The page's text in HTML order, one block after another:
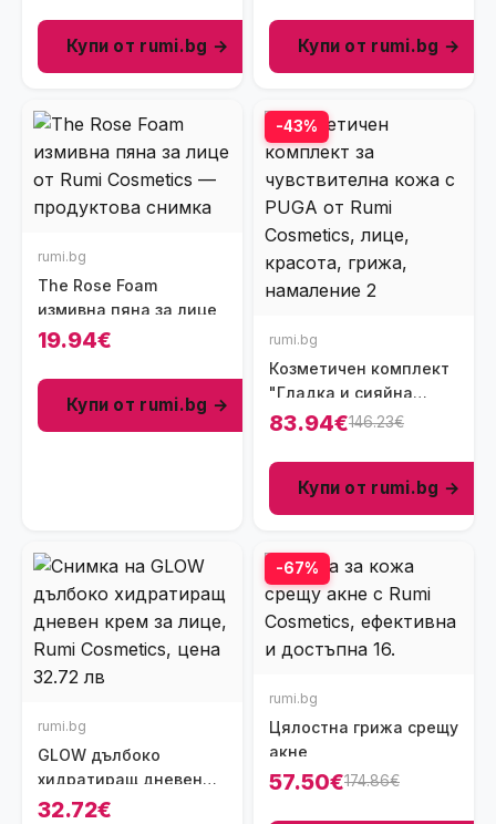
Купи от rumi.bg → Купи от rumi.bg →
rumi.bg
The Rose Foam
измивна пяна за лице
19.94€
Купи от rumi.bg →
-43%
rumi.bg
Козметичен комплект
"Гладка и сияйна
чувствителна кожа с
83.94€146.23€
Купи от rumi.bg →
rumi.bg
GLOW дълбоко
хидратиращ дневен
крем за лице
32.72€
-67%
rumi.bg
Цялостна грижа срещу
акне
57.50€174.86€